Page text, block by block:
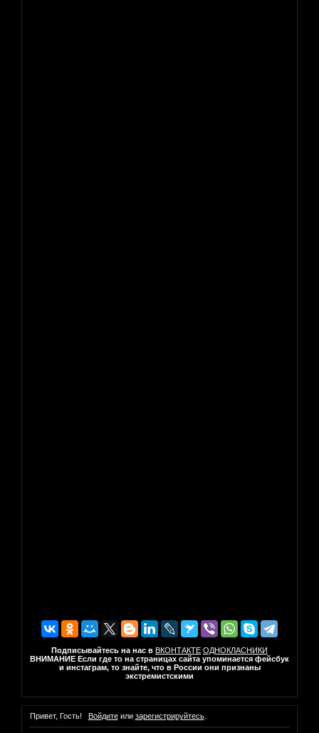
Подписывайтесь на нас в ВКОНТАКТЕ ОДНОКЛАСНИКИ
ВНИМАНИЕ Если где то на страницах сайта упоминается фейсбук
и инстаграм, то знайте, что в России они признаны
экстремистскими
Привет, Гость! Войдитеили зарегистрируйтесь.